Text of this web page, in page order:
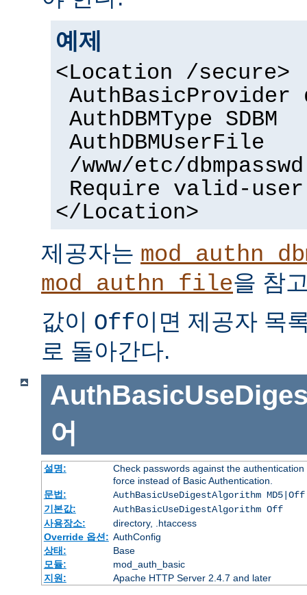
예제
<Location /secure>
AuthBasicProvider
AuthDBMType SDBM
AuthDBMUserFile
/www/etc/dbmpasswd
Require valid-user
</Location>
제공자는
mod_authn_file을 참
값이 Off이면 제공자 목
로 돌아간다.
어
설명:
Check passwords against the
force instead of Basic Authentication.
문법:
AuthBasicUseDigestAlgorithm MD5|Off
기본값:
AuthBasicUseDigestAlgorithm Off
사용장소:
directory, .htaccess
Override 옵션: AuthConfig
상태:
Base
모듈:
mod_auth_basic
지원:
Apache HTTP Server 2.4.7 and later